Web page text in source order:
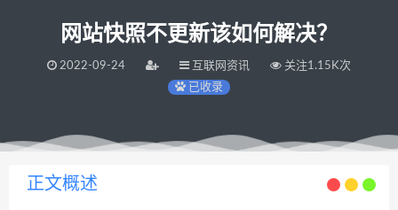
网站快照不更新该如何解决？
2022-09-24 互联网资讯
关注1.15K次
已收录
当前位置：易速网站优化公司 >网站快照不更新该如何解决？
正文概述